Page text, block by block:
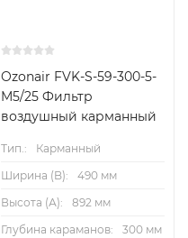
Ozonair FVK-S-59-300-5-
M5/25 Фильтр
воздушный карманный
Тип.:
Карманный
Ширина (B):
490 мм
Высота (А):
892 мм
Глубина караманов:
300 мм